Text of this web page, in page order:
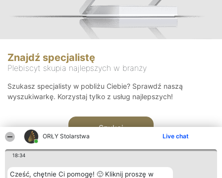
ORŁY Stolarstwa Live chat
18:34
Cześć, chętnie Ci pomogę! 🙂 Kliknij proszę w
Znajdź specjalistę
Plebiscyt skupia najlepszych w branży
Szukasz specjalisty w pobliżu Ciebie? Sprawdź naszą
wyszukiwarkę. Korzystaj tylko z usług najlepszych!
Szukaj